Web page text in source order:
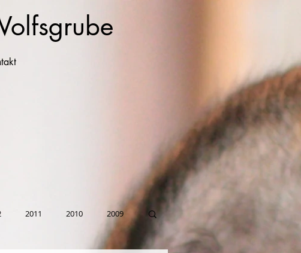
2011 2010 2009